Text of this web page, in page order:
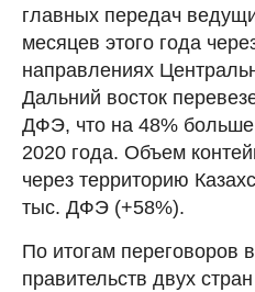
главных передач
месяцев этого года
направлениях
Дальний восток
ДФЭ, что на 48% больше
2020 года. Объем
через территорию
тыс. ДФЭ (+58%).
По итогам переговоров
правительств двух